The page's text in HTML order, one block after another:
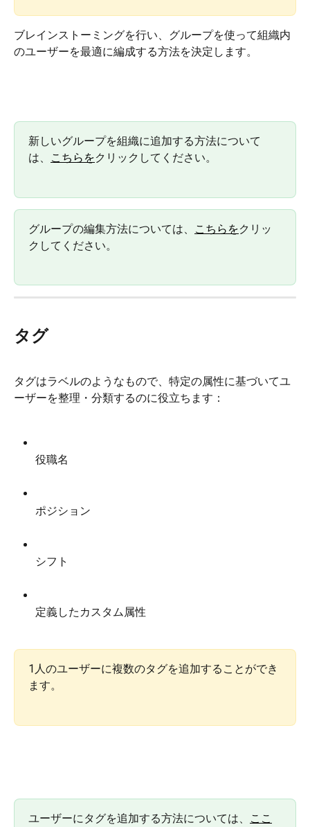
ブレインストーミングを行い、グループを使って組織内
のユーザーを最適に編成する方法を決定します。
新しいグループを組織に追加する方法について
は、
こちらをクリックしてください。
グループの編集方法については、 こちらをクリッ
クしてください。
タグ
タグはラベルのようなもので、特定の属性に基づいてユ
ーザーを整理・分類するのに役立ちます：
役職名
ポジション
シフト
定義したカスタム属性
1人のユーザーに複数のタグを追加することができ
ます。
ユーザーにタグを追加する方法については、
ここ